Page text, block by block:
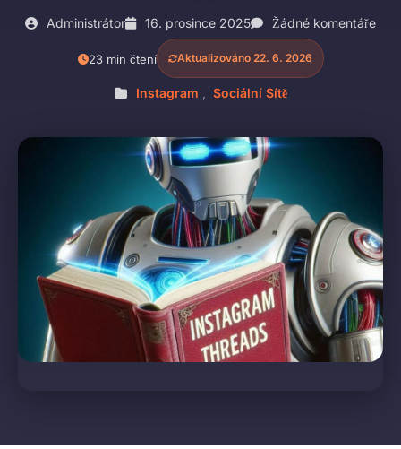
Administrátor 16. prosince 2025 Žádné komentáře
23 min čtení Aktualizováno 22. 6. 2026
Instagram Sociální Sítě